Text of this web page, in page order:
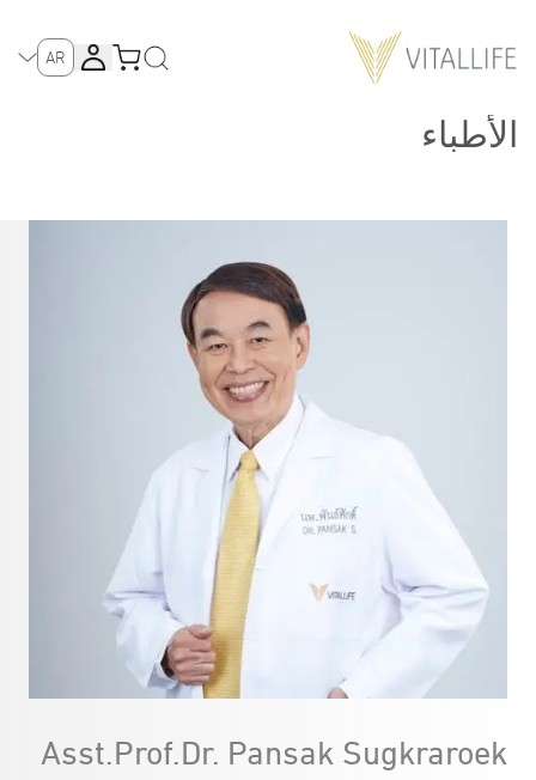
AR
الأطباء
Asst.Prof.Dr. Pansak Sugkraroek